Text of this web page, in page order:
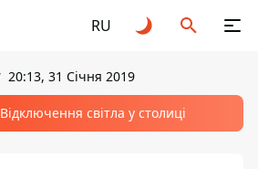
RU
20:13, 31 Січня 2019
Відключення світла у столиці